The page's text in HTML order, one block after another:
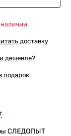
доставку
дешевле?
подарок
СЛЕДОПЫТ